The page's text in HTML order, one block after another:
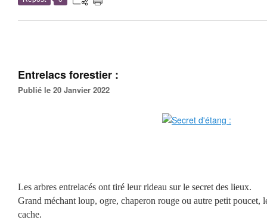
Entrelacs forestier :
Publié le 20 Janvier 2022
Les arbres entrelacés ont tiré leur rideau sur le secret des lieux.
Grand méchant loup, ogre, chaperon rouge ou autre petit poucet,
cache.